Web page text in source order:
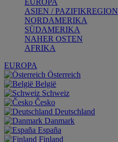
EUROPA
ASIEN / PAZIFIKREGION
NORDAMERIKA
SÜDAMERIKA
NAHER OSTEN
AFRIKA
EUROPA
Österreich
België
Schweiz
Česko
Deutschland
Danmark
España
Finland